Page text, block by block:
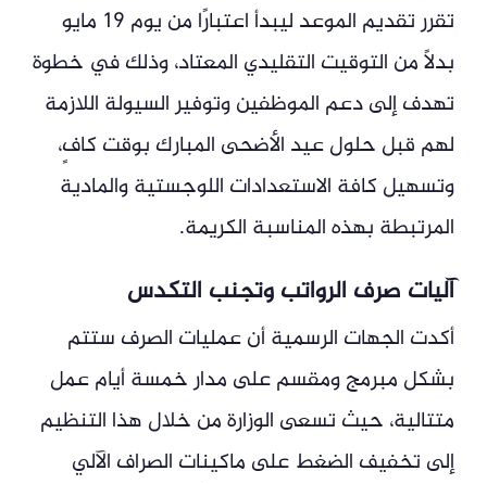
تقرر تقديم الموعد ليبدأ اعتبارًا من يوم 19 مايو
بدلاً من التوقيت التقليدي المعتاد، وذلك في خطوة
تهدف إلى دعم الموظفين وتوفير السيولة اللازمة
لهم قبل حلول عيد الأضحى المبارك بوقت كافٍ،
وتسهيل كافة الاستعدادات اللوجستية والمادية
المرتبطة بهذه المناسبة الكريمة.
آليات صرف الرواتب وتجنب التكدس
أكدت الجهات الرسمية أن عمليات الصرف ستتم
بشكل مبرمج ومقسم على مدار خمسة أيام عمل
متتالية، حيث تسعى الوزارة من خلال هذا التنظيم
إلى تخفيف الضغط على ماكينات الصراف الآلي